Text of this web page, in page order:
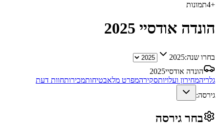
+
4תמונות
הונדה אודסיי 2025
בחרו שנה:2025
הונדה אודסיי2025
גלריהמחירון ועלויותסקירהמפרט מלאבטיחותמכירותחוות דעת
גירסה:
בחר גירסה